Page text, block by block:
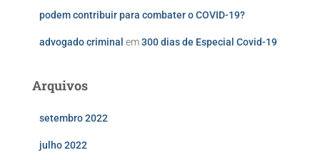
podem contribuir para combater o COVID-19?
advogado criminal em300 dias de Especial Covid-19
Arquivos
setembro 2022
julho 2022